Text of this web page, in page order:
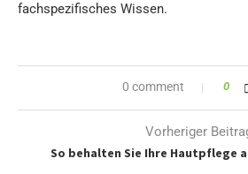
fachspezifisches Wissen.
0 comment 0
Vorheriger
So behalten Sie Ihre Hautpflege